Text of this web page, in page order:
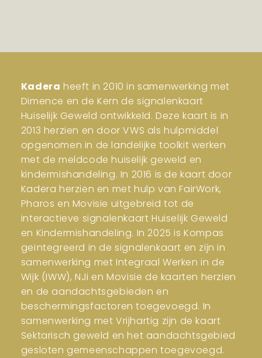
Kadera heeft in 2010 in samenwerking met
Dimence en de Kern de signalenkaart
Huiselijk Geweld ontwikkeld. Deze kaart is in
2013 herzien en door VWS als hulpmiddel
opgenomen in de landelijke toolkit werken
met de meldcode huiselijk geweld en
kindermishandeling. In 2016 is de kaart door
Kadera herzien en met hulp van FairWork,
Pharos en Movisie uitgebreid tot de
interactieve signalenkaart Huiselijk Geweld
en Kindermishandeling. In 2025 is Kompas
geïntegreerd in de signalenkaart en zijn in
samenwerking met Integraal Werken in de
Wijk (IWW), NJi en Movisie de kaarten herzien
en de aandachtsgebieden en
beschermingsfactoren toegevoegd. In
samenwerking met Vrijhartig zijn de kaart
Sektarisch geweld en het aandachtsgebied
gesloten gemeenschappen toegevoegd.